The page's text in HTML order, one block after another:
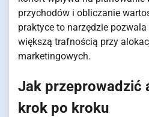
przychodów i obliczanie
praktyce to narzędzie pozwala
większą trafnością przy
marketingowych.
Jak przeprowadzić
krok po kroku